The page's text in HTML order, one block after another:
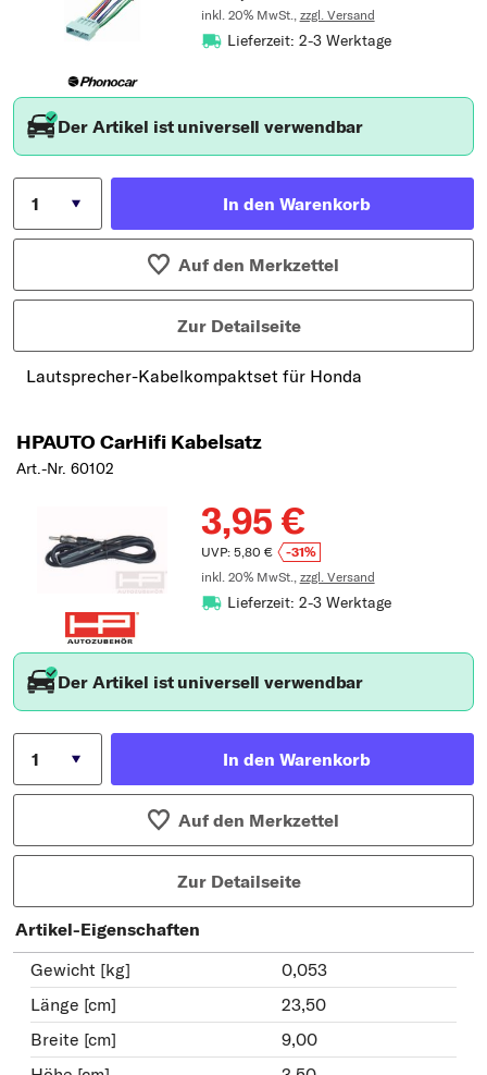
inkl. 20% MwSt., zzgl. Versand
Lieferzeit: 2-3 Werktage
Der Artikel ist universell verwendbar
In den Warenkorb
Auf den Merkzettel
Zur Detailseite
Lautsprecher-Kabelkompaktset für Honda
HPAUTO CarHifi Kabelsatz
Art.-Nr. 60102
3,95 €
UVP: 5,80 €
-31%
inkl. 20% MwSt., zzgl. Versand
Lieferzeit: 2-3 Werktage
Der Artikel ist universell verwendbar
In den Warenkorb
Auf den Merkzettel
Zur Detailseite
Artikel-Eigenschaften
Gewicht [kg]
0,053
Länge [cm]
23,50
Breite [cm]
9,00